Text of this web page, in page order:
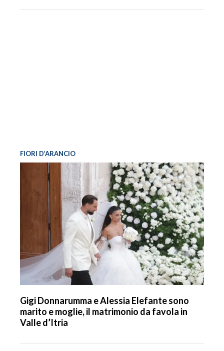
FIORI D’ARANCIO
Gigi Donnarumma e Alessia Elefante sono
marito e moglie, il matrimonio da favola in
Valle d’Itria